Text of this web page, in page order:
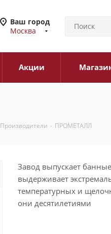
Ваш город
Москва
Акции
Производители - ПРОМЕТАЛЛ
Завод выпускает
выдерживает
температурных и
они десятилетиями